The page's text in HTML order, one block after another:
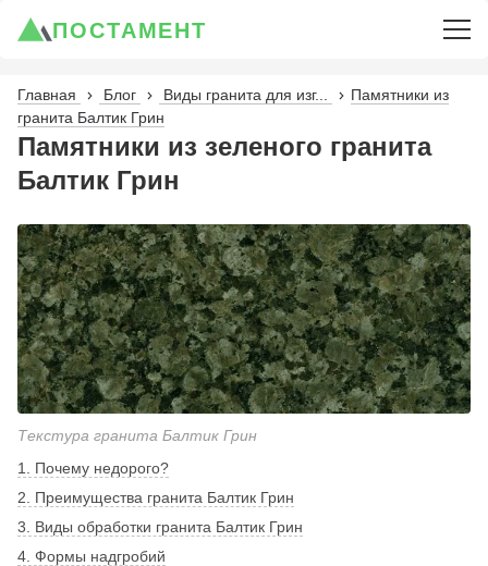
ПОСТАМЕНТ
Главная Блог Виды гранита для изг...
Памятники из
гранита Балтик Грин
Памятники из зеленого гранита
Балтик Грин
Текстура гранита Балтик Грин
1. Почему недорого?
2. Преимущества гранита Балтик Грин
3. Виды обработки гранита Балтик Грин
4. Формы надгробий